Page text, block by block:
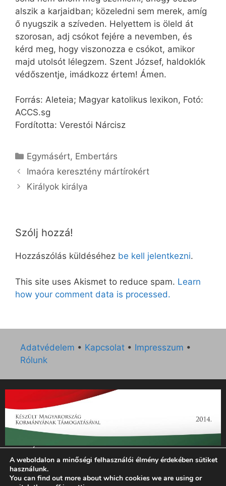
alszik a karjaidban; közeledni sem merek, amíg
ő nyugszik a szíveden. Helyettem is öleld át
szorosan, adj csókot fejére a nevemben, és
kérd meg, hogy viszonozza e csókot, amikor
majd utolsót lélegzem. Szent József, haldoklók
védőszentje, imádkozz értem! Ámen.
Forrás: Aleteia; Magyar katolikus lexikon, Fotó:
ACCS.sg
Fordította: Verestói Nárcisz
Kategória
Egymásért, Embertárs
Imaóra keresztény mártírokért
Királyok királya
Szólj hozzá!
Hozzászólás küldéséhez be kell jelentkezni.
This site uses Akismet to reduce spam. Learn
how your comment data is processed.
Adatvédelem • Kapcsolat • Impresszum •
Rólunk
„Az Új Ember katolikus hetilap 2014. évi működésének
támogatását az EGYH-KCP-14-P-0121 sz. támogatási
szerződés keretében 3 000 000 Ft összegben támogatta az
A weboldalon a minőségi felhasználói élmény érdekében sütiket
használunk.
You can find out more about which cookies we are using or